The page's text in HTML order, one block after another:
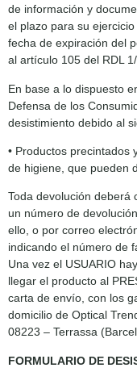
de información y
el plazo para su
fecha de expiración del
al artículo 105 del RDL
En base a lo dispuesto
Defensa de los
desistimiento debido al
• Productos precintados
de higiene, que pueden
Toda devolución deberá
un número de
ello, o por correo
indicando el número de
Una vez el USUARIO
llegar el producto al
carta de envío, con los
domicilio de Optical
08223 – Terrassa
FORMULARIO DE